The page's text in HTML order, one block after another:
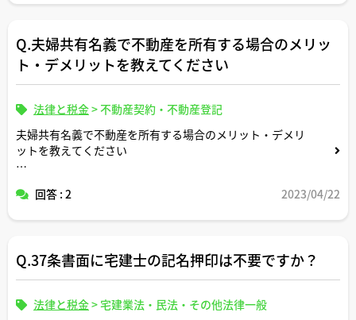
Q.夫婦共有名義で不動産を所有する場合のメリッ
ト・デメリットを教えてください
法律と税金>不動産契約・不動産登記
夫婦共有名義で不動産を所有する場合のメリット・デメリ
ットを教えてください
回答 : 2 2023/04/22
Q.37条書面に宅建士の記名押印は不要ですか？
法律と税金>宅建業法・民法・その他法律一般